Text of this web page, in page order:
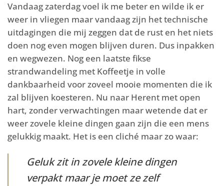
Vandaag zaterdag voel ik me beter en wilde ik er
weer in vliegen maar vandaag zijn het technische
uitdagingen die mij zeggen dat de rust en het niets
doen nog even mogen blijven duren. Dus inpakken
en wegwezen. Nog een laatste fikse
strandwandeling met Koffeetje in volle
dankbaarheid voor zoveel mooie momenten die ik
zal blijven koesteren. Nu naar Herent met open
hart, zonder verwachtingen maar wetende dat er
weer zovele kleine dingen gaan zijn die een mens
gelukkig maakt. Het is een cliché maar zo waar:
Geluk zit in zovele kleine dingen
verpakt maar je moet ze zelf